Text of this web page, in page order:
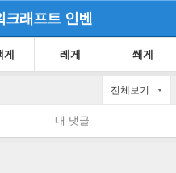
크래프트 인벤
레게 쐐게
전체보기
내 댓글